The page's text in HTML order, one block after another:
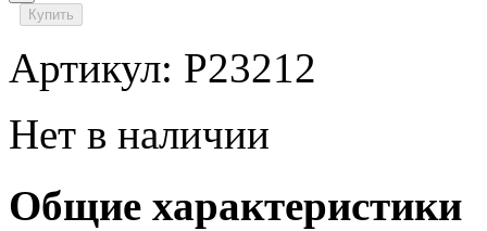
Купить
Артикул: P23212
Нет в наличии
Общие характеристики